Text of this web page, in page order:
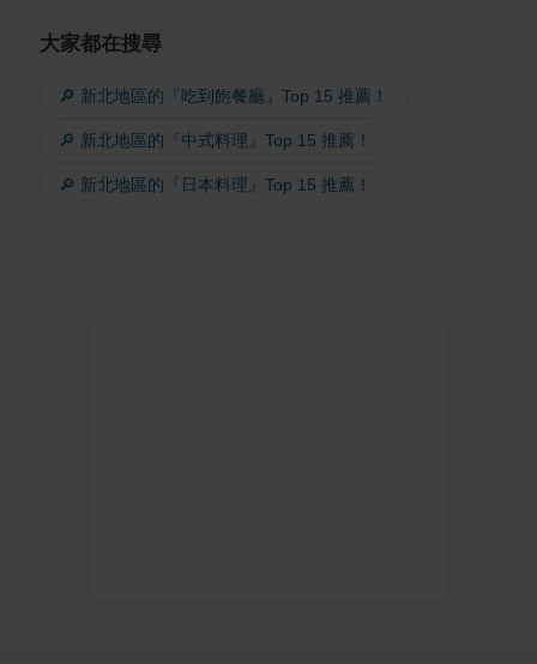
大家都在搜尋
🔎 新北地區的『吃到飽餐廳』Top 15 推薦！
🔎 新北地區的『中式料理』Top 15 推薦！
🔎 新北地區的『日本料理』Top 15 推薦！